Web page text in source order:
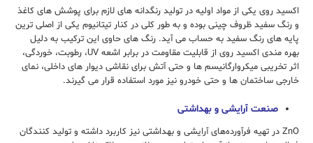
اکسید روی یکی از مواد اولیه در تولید رنگدانه های لازم برای پوشش های کاغذ
و رنگ سفید ظروف چینی بوده و به طور کلی در کنار تیتانیوم یکی از اصلی ترین
پایه های رنگ سفید به حساب می آید. رنگ های حاوی این ترکیب به دلیل
بهره مندی اکسید روی از قابلیت مقاومت در برابر اشعه UV، رطوبت، خوردگی،
اثر تخریبی میکروارگانیسم ها و حتی آتش برای نقاشی دیوار های داخلی، نمای
خارجی ساختمان ها و حتی خودرو نیز مورد استفاده قرار می گیرند.
صنعت آرایشی و بهداشتی
ZnO در تهیه فرآورده‌های آرایشی و بهداشتی نیز کاربرد داشته و تولید کنندگان